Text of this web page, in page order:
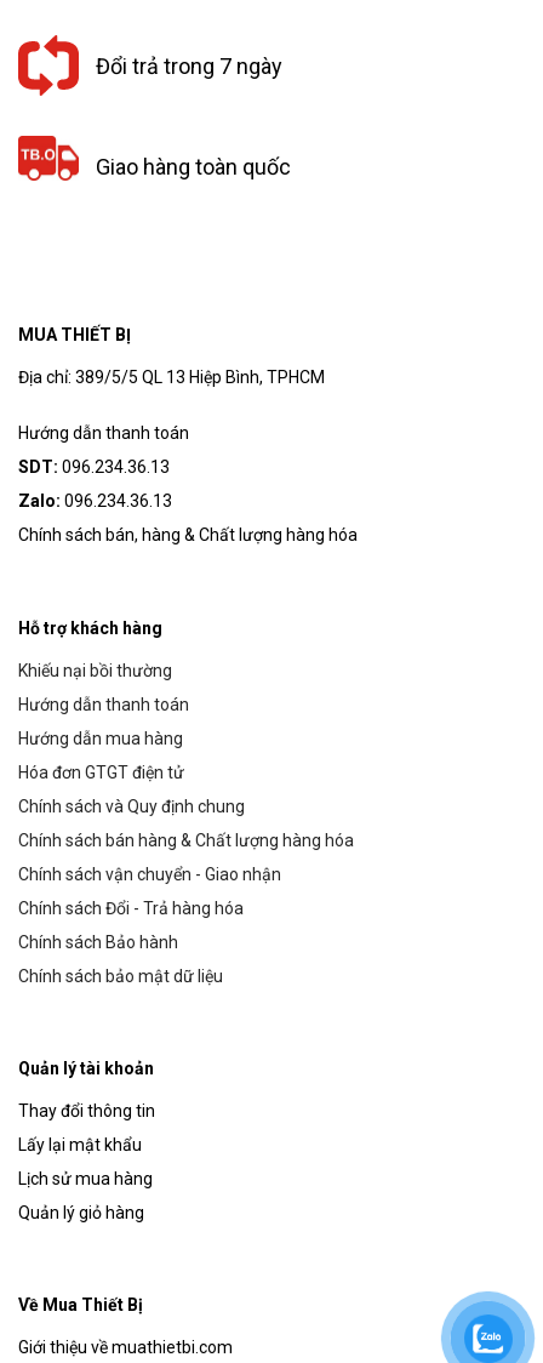
Đổi trả trong 7 ngày
Giao hàng toàn quốc
MUA THIẾT BỊ
Địa chỉ: 389/5/5 QL 13 Hiệp Bình, TPHCM
Hướng dẫn thanh toán
SDT: 096.234.36.13
Zalo: 096.234.36.13
Chính sách bán, hàng & Chất lượng hàng hóa
Hỗ trợ khách hàng
Khiếu nại bồi thường
Hướng dẫn thanh toán
Hướng dẫn mua hàng
Hóa đơn GTGT điện tử
Chính sách và Quy định chung
Chính sách bán hàng & Chất lượng hàng hóa
Chính sách vận chuyển - Giao nhận
Chính sách Đổi - Trả hàng hóa
Chính sách Bảo hành
Chính sách bảo mật dữ liệu
Quản lý tài khoản
Thay đổi thông tin
Lấy lại mật khẩu
Lịch sử mua hàng
Quản lý giỏ hàng
Về Mua Thiết Bị
Giới thiệu về muathietbi.com